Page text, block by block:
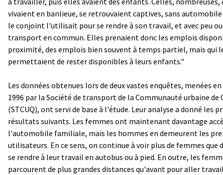
vivaient en banlieue, se retrouvaient captives, sans automobile
le conjoint l'utilisait pour se rendre à son travail, et avec peu ou
transport en commun. Elles prenaient donc les emplois
proximité, des emplois bien souvent à temps partiel, mais qui
permettaient de rester disponibles à leurs enfants."
Les données obtenues lors de deux vastes enquêtes, menées
1996 par la Société de transport de la Communauté urbaine de
(STCUQ), ont servi de base à l'étude. Leur analyse a donné les
résultats suivants. Les femmes ont maintenant davantage
l'automobile familiale, mais les hommes en demeurent les
utilisateurs. En ce sens, on continue à voir plus de femmes que
se rendre à leur travail en autobus ou à pied. En outre, les
parcourent de plus grandes distances qu'avant pour aller